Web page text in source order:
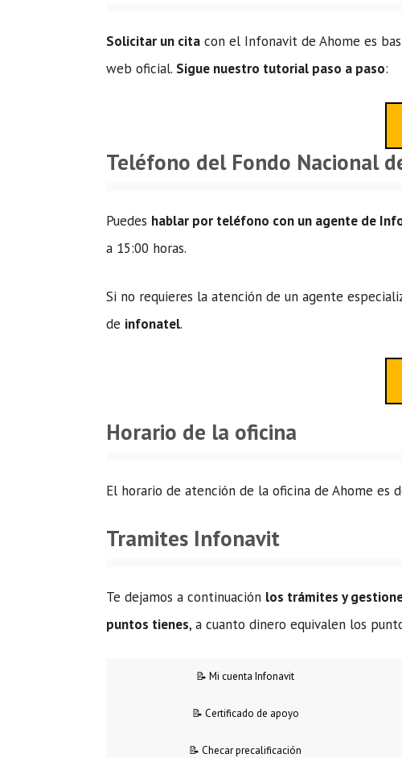
Solicitar un cita con el Infonavit de Ahome es
web oficial. Sigue nuestro tutorial paso a paso:
Teléfono del Fondo Nacional
Puedes hablar por teléfono con un agente de
a 15:00 horas.
Si no requieres la atención de un agente
de infonatel.
Horario de la oficina
El horario de atención de la oficina de Ahome es
Tramites Infonavit
Te dejamos a continuación los trámites y
puntos tienes, a cuanto dinero equivalen los
📝 Mi cuenta Infonavit
📝 Certificado de apoyo
📝 Checar precalificación